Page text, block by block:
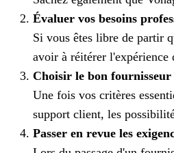
Évaluer vos besoins
Si vous êtes libre de partir
avoir à réitérer l'expérience
Choisir le bon fournisseur
Une fois vos critères
support client, les
Passer en revue les